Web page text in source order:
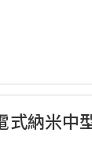
式納米中